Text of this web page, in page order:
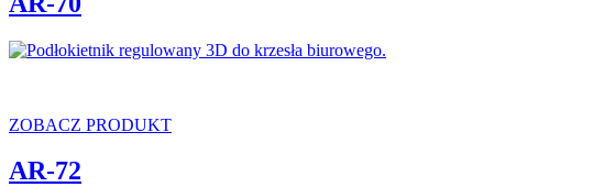
ZOBACZ PRODUKT
AR-72